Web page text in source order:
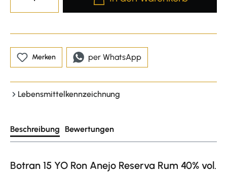
Merken per WhatsApp
Lebensmittelkennzeichnung
Beschreibung Bewertungen
Botran 15 YO Ron Anejo Reserva Rum 40% vol.